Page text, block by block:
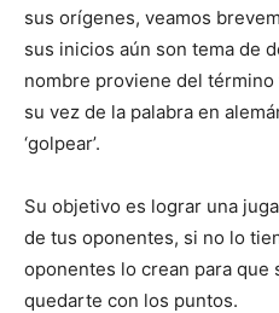
sus orígenes, veamos
sus inicios aún son tema de
nombre proviene del término
su vez de la palabra en
‘golpear’.
Su objetivo es lograr una
de tus oponentes, si no lo
oponentes lo crean para que
quedarte con los puntos.